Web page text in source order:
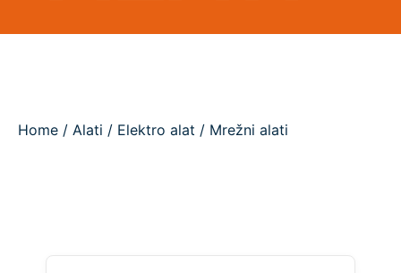
Home / Alati / Elektro alat / Mrežni alati